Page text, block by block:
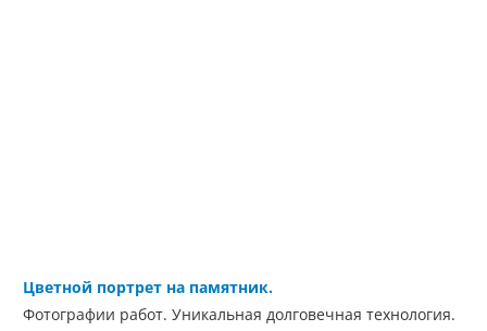
Цветной портрет на памятник.
Фотографии работ. Уникальная долговечная технология.